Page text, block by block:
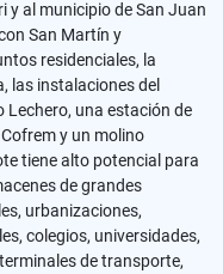
y al municipio de San Juan
San Martín y
residenciales, la
las instalaciones del
Lechero, una estación de
y un molino
tiene alto potencial para
de grandes
urbanizaciones,
colegios, universidades,
de transporte,